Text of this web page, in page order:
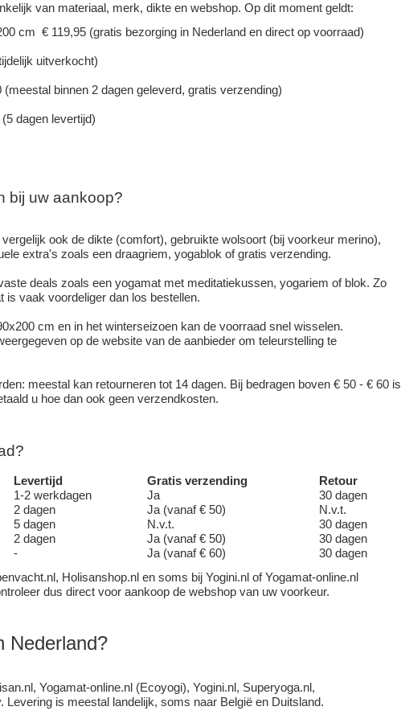
van materiaal, merk, dikte en webshop. Op dit moment geldt:
cm € 119,95 (gratis bezorging in Nederland en direct op voorraad)
uitverkocht)
binnen 2 dagen geleverd, gratis verzending)
dagen levertijd)
bij uw aankoop?
ook de dikte (comfort), gebruikte wolsoort (bij voorkeur merino),
extra's zoals een draagriem, yogablok of gratis verzending.
deals zoals een yogamat met meditatiekussen, yogariem of blok. Zo
is vaak voordeliger dan los bestellen.
cm en in het winterseizoen kan de voorraad snel wisselen.
op de website van de aanbieder om teleurstelling te
meestal kan retourneren tot 14 dagen. Bij bedragen boven € 50 - € 60 is
u hoe dan ook geen verzendkosten.
Levertijd Gratis verzending
Retour
1-2 werkdagen Ja
30 dagen
2 dagen Ja (vanaf € 50)
N.v.t.
5 dagen N.v.t.
30 dagen
2 dagen Ja (vanaf € 50)
30 dagen
- Ja (vanaf € 60)
30 dagen
Holisanshop.nl en soms bij Yogini.nl of Yogamat-online.nl
dus direct voor aankoop de webshop van uw voorkeur.
Nederland?
Yogamat-online.nl (Ecoyogi), Yogini.nl, Superyoga.nl,
is meestal landelijk, soms naar België en Duitsland.